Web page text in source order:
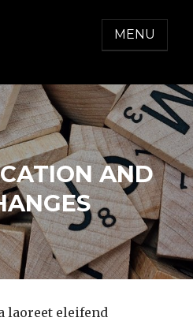
MENU
AND
laoreet eleifend